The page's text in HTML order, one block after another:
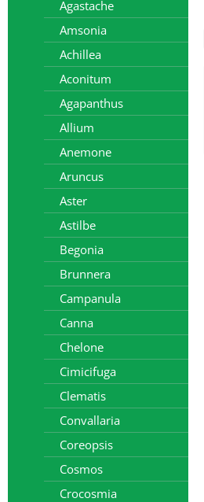
Agastache
Amsonia
Achillea
Aconitum
Agapanthus
Allium
Anemone
Aruncus
Aster
Astilbe
Begonia
Brunnera
Campanula
Canna
Chelone
Cimicifuga
Clematis
Convallaria
Coreopsis
Cosmos
Crocosmia